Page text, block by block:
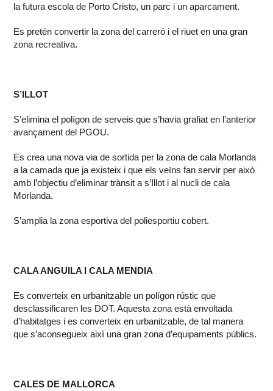
la futura escola de Porto Cristo, un parc i un aparcament.
Es pretén convertir la zona del carreró i el riuet en una gran
zona recreativa.
S’ILLOT
S’elimina el polígon de serveis que s’havia grafiat en l’anterior
avançament del PGOU.
Es crea una nova via de sortida per la zona de cala Morlanda
a la camada que ja existeix i que els veïns fan servir per això
amb l’objectiu d’eliminar trànsit a s’Illot i al nucli de cala
Morlanda.
S’amplia la zona esportiva del poliesportiu cobert.
CALA ANGUILA I CALA MENDIA
Es converteix en urbanitzable un polígon rústic que
desclassificaren les DOT. Aquesta zona està envoltada
d’habitatges i es converteix en urbanitzable, de tal manera
que s’aconsegueix així una gran zona d’equipaments públics.
CALES DE MALLORCA